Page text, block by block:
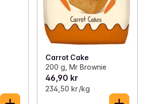
Carrot Cake
200 g, Mr Brownie
46,90 kr
234,50 kr /kg